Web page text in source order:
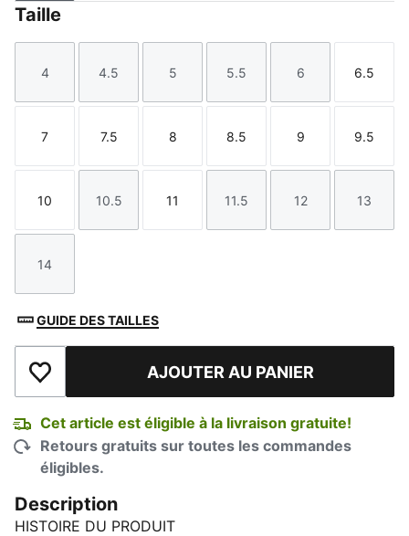
Taille
Taille
4
Taille
4.5
Taille
5
Taille
5.5
Taille
6
Taille
6.5
Taille
7
Taille
7.5
Taille
8
Taille
8.5
Taille
9
Taille
9.5
Taille
10
Taille
10.5
Taille
11
Taille
11.5
Taille
12
Taille
13
Taille
14
GUIDE DES TAILLES
Ajouter à la liste de souhaits
AJOUTER AU PANIER
Cet article est éligible à la livraison gratuite!
Retours gratuits sur toutes les commandes
éligibles.
Description
HISTOIRE DU PRODUIT